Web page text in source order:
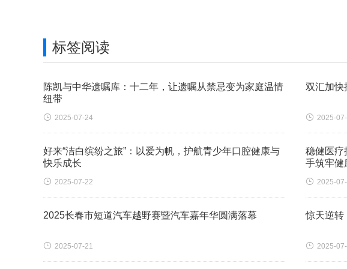
标签阅读
陈凯与中华遗嘱库：十二年，让遗嘱从禁忌变为家庭温情
纽带
 2025-07-24
双汇加快
 2025-
好来“洁白缤纷之旅”：以爱为帆，护航青少年口腔健康与
快乐成长
 2025-07-22
稳健医疗
手筑牢健
 2025-
2025长春市短道汽车越野赛暨汽车嘉年华圆满落幕
 2025-07-21
惊天逆
 2025-